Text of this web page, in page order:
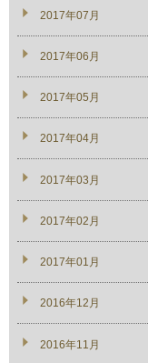
2017年07月
2017年06月
2017年05月
2017年04月
2017年03月
2017年02月
2017年01月
2016年12月
2016年11月